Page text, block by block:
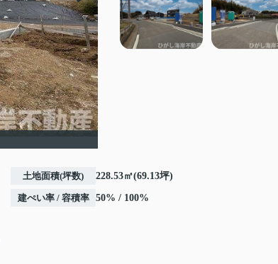
土地面積(坪数) 228.53㎡(69.13坪)
建ぺい率 / 容積率 50% / 100%